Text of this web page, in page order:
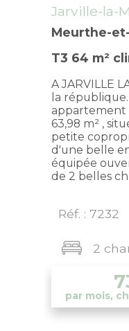
Jarville-la-
Meurthe-
T3 64 m²
A JARVILLE
la
appartement
63,98 m² ,
petite
d'une belle
équipée
de 2 belles
par mois,
Réf. : 7232
2